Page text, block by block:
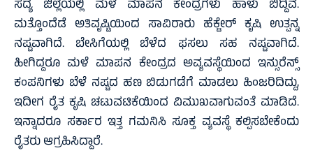
ಸದ್ಯ ಜಿಲ್ಲೆಯಲ್ಲಿ ಮಳೆ ಮಾಪನ ಕೇಂದ್ರಗಳು ಹಾಳು ಬಿದ್ದಿವೆ.
ಮತ್ತೊಂದೆಡೆ ಅತಿವೃಷ್ಟಿಯಿಂದ ಸಾವಿರಾರು ಹೆಕ್ಟೇರ್ ಕೃಷಿ ಉತ್ಪನ್ನ
ನಷ್ಟವಾಗಿದೆ. ಬೇಸಿಗೆಯಲ್ಲಿ ಬೆಳೆದ ಫಸಲು ಸಹ ನಷ್ಟವಾಗಿದೆ.
ಹೀಗಿದ್ದರೂ ಮಳೆ ಮಾಪನ ಕೇಂದ್ರದ ಅವ್ಯವಸ್ಥೆಯಿಂದ ಇನ್ಸುರೆನ್ಸ್
ಕಂಪನಿಗಳು ಬೆಳೆ ನಷ್ಟದ ಹಣ ಬಿಡುಗಡೆಗೆ ಮಾಡಲು ಹಿಂಜರಿದಿದ್ದು,
ಇದೀಗ ರೈತ ಕೃಷಿ ಚಟುವಟಿಕೆಯಿಂದ ವಿಮುಖವಾಗುವಂತೆ ಮಾಡಿದೆ.
ಇನ್ನಾದರೂ ಸರ್ಕಾರ ಇತ್ತ ಗಮನಿಸಿ ಸೂಕ್ತ ವ್ಯವಸ್ಥೆ ಕಲ್ಪಿಸಬೇಕೆಂದು
ರೈತರು ಆಗ್ರಹಿಸಿದ್ದಾರೆ.